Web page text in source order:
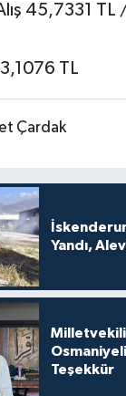
45,7331 TL
TL
Çardak
Yandı,
Milletvekili
Teşekkür